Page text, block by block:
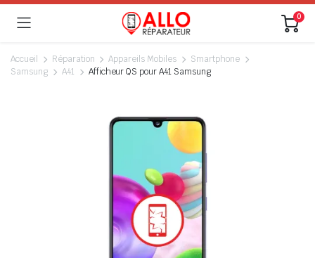
0
Accueil Réparation Appareils Mobiles
Smartphone
Samsung
A41 Afficheur QS pour A41 Samsung